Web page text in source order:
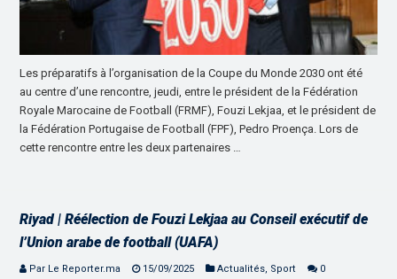
Les préparatifs à l’organisation de la Coupe du Monde 2030 ont été
au centre d’une rencontre, jeudi, entre le président de la Fédération
Royale Marocaine de Football (FRMF), Fouzi Lekjaa, et le président de
la Fédération Portugaise de Football (FPF), Pedro Proença. Lors de
cette rencontre entre les deux partenaires …
Riyad | Réélection de Fouzi Lekjaa au Conseil exécutif de
l’Union arabe de football (UAFA)
Par Le Reporter.ma 15/09/2025 Actualités, Sport 0